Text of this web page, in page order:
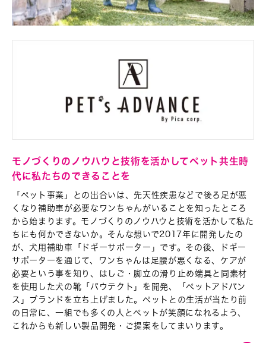
モノづくりのノウハウと技術を活かしてペット共生時
代に私たちのできることを
「ペット事業」との出合いは、先天性疾患などで後ろ足が悪
くなり補助車が必要なワンちゃんがいることを知ったところ
から始まります。モノづくりのノウハウと技術を活かして私た
ちにも何かできないか。そんな想いで2017年に開発したの
が、犬用補助車「ドギーサポーター」です。その後、ドギー
サポーターを通じて、ワンちゃんは足腰が悪くなる、ケアが
必要という事を知り、はしご・脚立の滑り止め端具と同素材
を使用した犬の靴「パウテクト」を開発、「ペットアドバン
ス」ブランドを立ち上げました。ペットとの生活が当たり前
の日常に、一組でも多くの人とペットが笑顔になれるよう、
これからも新しい製品開発・ご提案をしてまいります。